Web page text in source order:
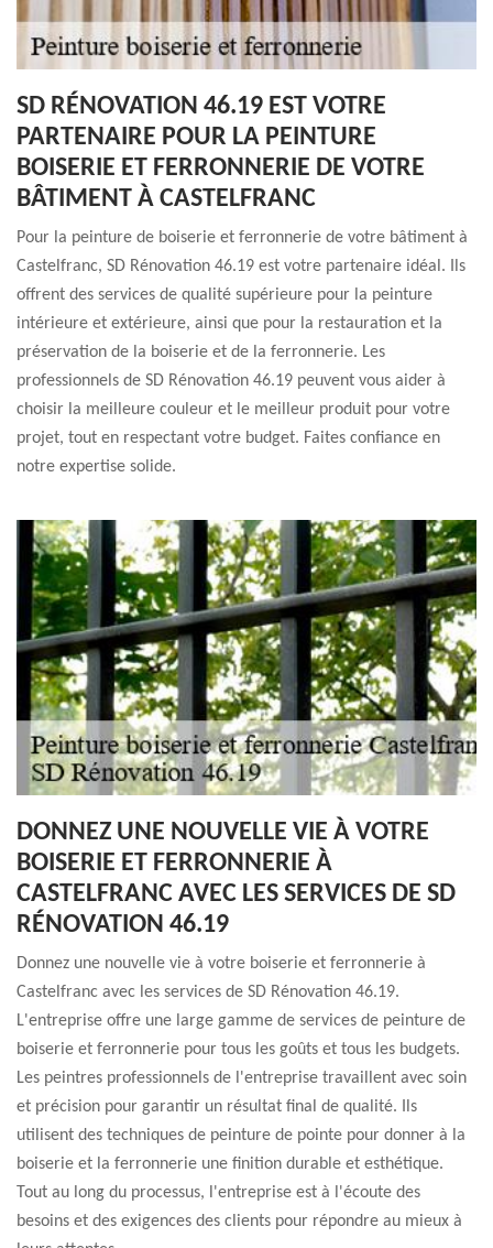
SD RÉNOVATION 46.19 EST VOTRE
PARTENAIRE POUR LA PEINTURE
BOISERIE ET FERRONNERIE DE VOTRE
BÂTIMENT À CASTELFRANC
Pour la peinture de boiserie et ferronnerie de votre bâtiment à
Castelfranc, SD Rénovation 46.19 est votre partenaire idéal. Ils
offrent des services de qualité supérieure pour la peinture
intérieure et extérieure, ainsi que pour la restauration et la
préservation de la boiserie et de la ferronnerie. Les
professionnels de SD Rénovation 46.19 peuvent vous aider à
choisir la meilleure couleur et le meilleur produit pour votre
projet, tout en respectant votre budget. Faites confiance en
notre expertise solide.
DONNEZ UNE NOUVELLE VIE À VOTRE
BOISERIE ET FERRONNERIE À
CASTELFRANC AVEC LES SERVICES DE SD
RÉNOVATION 46.19
Donnez une nouvelle vie à votre boiserie et ferronnerie à
Castelfranc avec les services de SD Rénovation 46.19.
L'entreprise offre une large gamme de services de peinture de
boiserie et ferronnerie pour tous les goûts et tous les budgets.
Les peintres professionnels de l'entreprise travaillent avec soin
et précision pour garantir un résultat final de qualité. Ils
utilisent des techniques de peinture de pointe pour donner à la
boiserie et la ferronnerie une finition durable et esthétique.
Tout au long du processus, l'entreprise est à l'écoute des
besoins et des exigences des clients pour répondre au mieux à